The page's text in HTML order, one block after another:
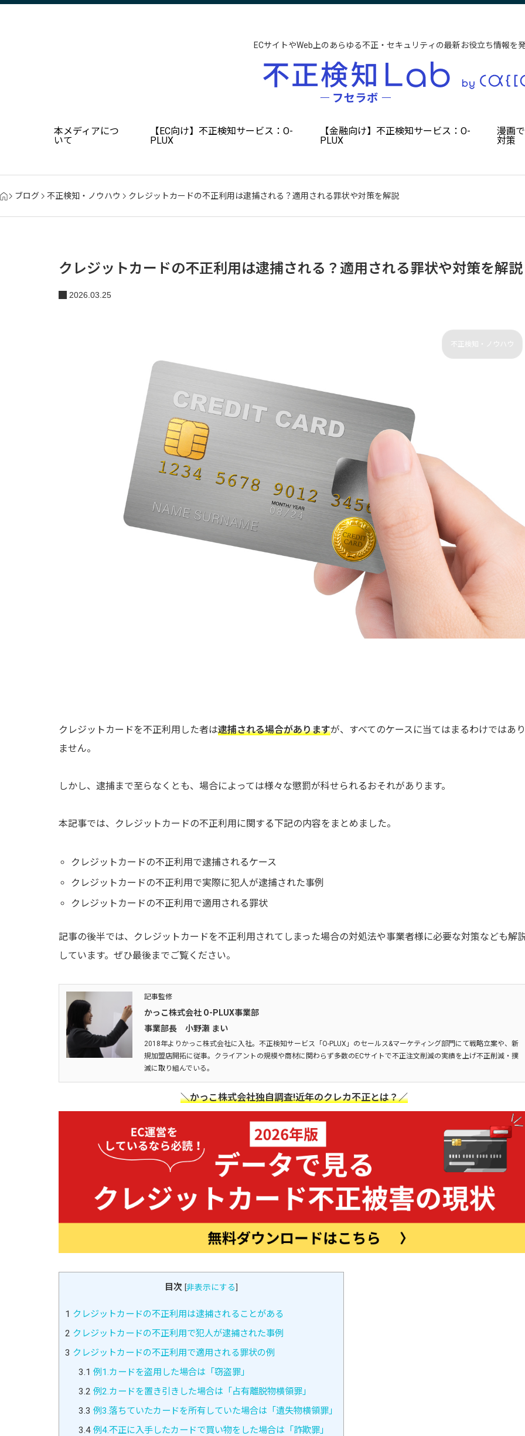
ECサイトやWeb上のあらゆる不正・セキュリティの最新お役立ち情報を
本メディアにつ
いて
【EC向け】不正検知サービス：O-
PLUX
【金融向け】不正検知サービス：O-
PLUX
漫画
対策
ブログ 不正検知・ノウハウ クレジットカードの不正利用は逮捕される？適用される罪状や対策を解説
クレジットカードの不正利用は逮捕される？適用される罪状や対策を解説
2026.03.25
不正検知・ノウハウ
クレジットカードを不正利用した者は逮捕される場合がありますが、すべてのケースに当てはまるわけではあり
ません。
しかし、逮捕まで至らなくとも、場合によっては様々な懲罰が科せられるおそれがあります。
本記事では、クレジットカードの不正利用に関する下記の内容をまとめました。
クレジットカードの不正利用で逮捕されるケース
クレジットカードの不正利用で実際に犯人が逮捕された事例
クレジットカードの不正利用で適用される罪状
記事の後半では、クレジットカードを不正利用されてしまった場合の対処法や事業者様に必要な対策なども解
しています。ぜひ最後までご覧ください。
記事監修
かっこ株式会社 O-PLUX事業部
事業部長 小野瀬 まい
2018年よりかっこ株式会社に入社。不正検知サービス「O-PLUX」のセールス&マーケティング部門にて戦略立案や、新
規加盟店開拓に従事。クライアントの規模や商材に関わらず多数のECサイトで不正注文削減の実績を上げ不正削減・撲
滅に取り組んでいる。
＼かっこ株式会社独自調査!近年のクレカ不正とは？／
目次 [非表示にする]
1 クレジットカードの不正利用は逮捕されることがある
2 クレジットカードの不正利用で犯人が逮捕された事例
3 クレジットカードの不正利用で適用される罪状の例
3.1 例1.カードを盗用した場合は「窃盗罪」
3.2 例2.カードを置き引きした場合は「占有離脱物横領罪」
3.3 例3.落ちていたカードを所有していた場合は「遺失物横領罪」
3.4例4.不正に入手したカードで買い物をした場合は「詐欺罪」